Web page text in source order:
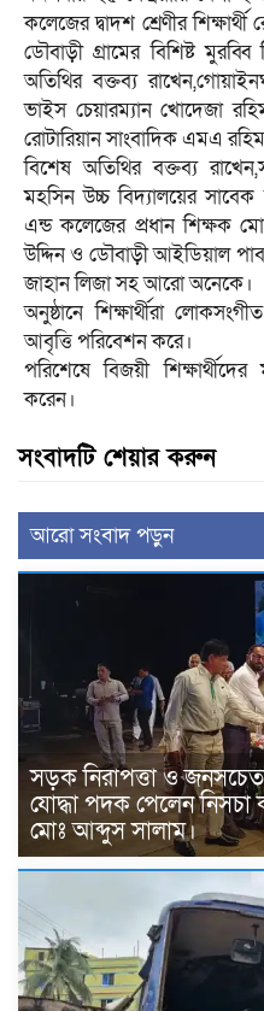
কলেজের দ্বাদশ শ্রেণীর
ডৌবাড়ী গ্রামের বিশিষ্ট মুরব্বি
অতিথির বক্তব্য
ভাইস চেয়ারম্যান খোদেজা
রোটারিয়ান সাংবাদিক এমএ
বিশেষ অতিথির বক্তব্য
মহসিন উচ্চ বিদ্যালয়ের
এন্ড কলেজের প্রধান শিক্ষক
উদ্দিন ও ডৌবাড়ী আইডিয়াল
জাহান লিজা সহ আরো অনেকে।
অনুষ্ঠানে শিক্ষার্থীরা
আবৃত্তি পরিবেশন করে।
পরিশেষে বিজয়ী
করেন।
সংবাদটি শেয়ার করুন
আরো সংবাদ পড়ুন
সড়ক নিরাপত্তা ও
যোদ্ধা পদক পেলেন
মোঃ আব্দুস সালাম।